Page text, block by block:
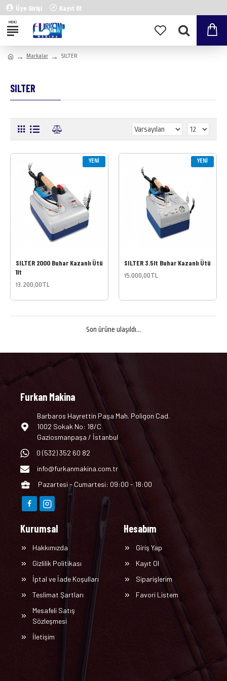
Üye Girişi Kayıt Ol
Markalar SILTER
SILTER
YENI
SILTER 2000 Buhar Kazanlı Ütü
1lt
13.200,00TL
YENI
SILTER 3.5lt Buhar Kazanlı Ütü
15.000,00TL
Son ürüne ulaşıldı...
Furkan Makina
Barbaros Hayrettin Paşa Mah. Poligon Cad.
1002 Sokak No: 18/C
Gaziosmanpaşa / İstanbul
0 (532) 352 60 82
info@furkanmakina.com.tr
Pazartesi - Cumartesi: 09:00 - 18:00
Kurumsal
Hakkımızda
Gizlilik Politikası
İptal ve İade Koşulları
Teslimat Şartları
Mesafeli Satış
Sözleşmesi
İletişim
Hesabım
Giriş Yap
Kayıt Ol
Siparişlerim
Favori Listem